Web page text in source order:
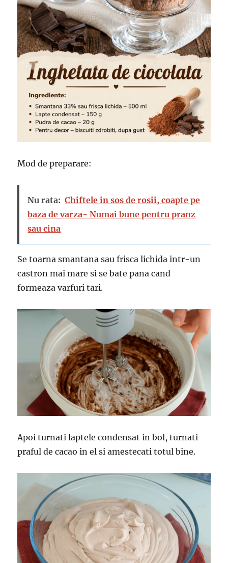
Mod de preparare:
Nu rata: Chiftele in sos de rosii, coapte pe
baza de varza- Numai bune pentru pranz
sau cina
Se toarna smantana sau frisca lichida intr-un
castron mai mare si se bate pana cand
formeaza varfuri tari.
Apoi turnati laptele condensat in bol, turnati
praful de cacao in el si amestecati totul bine.